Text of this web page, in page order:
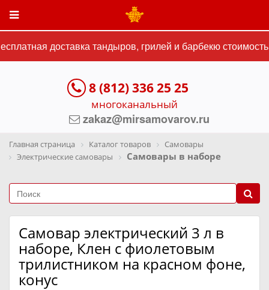
доставка тандыров, грилей и барбекю
8 (812) 336 25 25
многоканальный
zakaz@mirsamovarov.ru
Главная страница Каталог товаров
Самовары
Электрические самовары
Самовары в наборе
Самовар электрический 3 л в
наборе, Клен с фиолетовым
трилистником на красном фоне,
конус